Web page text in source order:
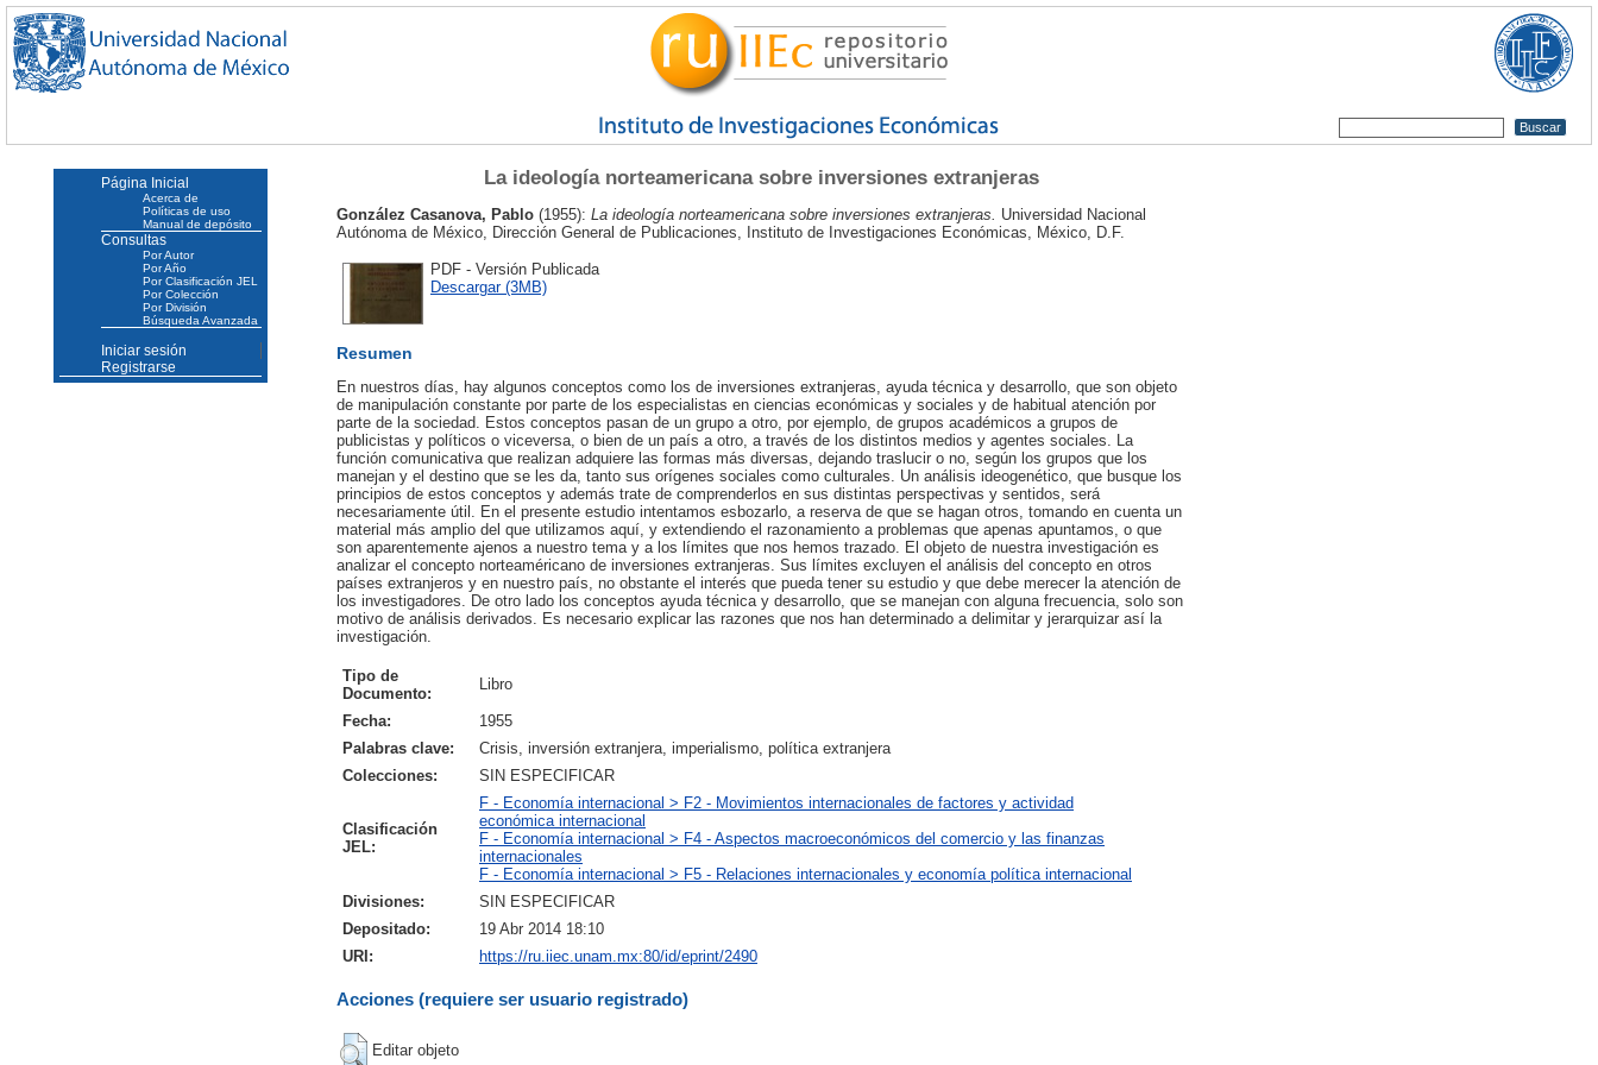
La ideología norteamericana sobre inversiones extranjeras
González Casanova, Pablo (1955): La ideología norteamericana sobre inversiones extranjeras.
Universidad Nacional
Autónoma de México, Dirección General de Publicaciones, Instituto de Investigaciones Económicas, México, D.F.
PDF - Versión Publicada
Descargar (3MB)
Resumen
En nuestros días, hay algunos conceptos como los de inversiones extranjeras, ayuda técnica y desarrollo, que son objeto
de manipulación constante por parte de los especialistas en ciencias económicas y sociales y de habitual atención por
parte de la sociedad. Estos conceptos pasan de un grupo a otro, por ejemplo, de grupos académicos a grupos de
publicistas y políticos o viceversa, o bien de un país a otro, a través de los distintos medios y agentes sociales. La
función comunicativa que realizan adquiere las formas más diversas, dejando traslucir o no, según los grupos que los
manejan y el destino que se les da, tanto sus orígenes sociales como culturales. Un análisis ideogenético, que busque los
principios de estos conceptos y además trate de comprenderlos en sus distintas perspectivas y sentidos, será
necesariamente útil. En el presente estudio intentamos esbozarlo, a reserva de que se hagan otros, tomando en cuenta un
material más amplio del que utilizamos aquí, y extendiendo el razonamiento a problemas que apenas apuntamos, o que
son aparentemente ajenos a nuestro tema y a los límites que nos hemos trazado. El objeto de nuestra investigación es
analizar el concepto norteaméricano de inversiones extranjeras. Sus límites excluyen el análisis del concepto en otros
países extranjeros y en nuestro país, no obstante el interés que pueda tener su estudio y que debe merecer la atención de
los investigadores. De otro lado los conceptos ayuda técnica y desarrollo, que se manejan con alguna frecuencia, solo son
motivo de análisis derivados. Es necesario explicar las razones que nos han determinado a delimitar y jerarquizar así la
investigación.
Tipo de
Documento:
Libro
Fecha:
1955
Palabras clave:
Crisis, inversión extranjera, imperialismo, política extranjera
Colecciones:
SIN ESPECIFICAR
Clasificación
JEL:
F - Economía internacional > F2 - Movimientos internacionales de factores y actividad
económica internacional
F - Economía internacional > F4 - Aspectos macroeconómicos del comercio y las finanzas
internacionales
F - Economía internacional > F5 - Relaciones internacionales y economía política internacional
Divisiones:
SIN ESPECIFICAR
Depositado:
19 Abr 2014 18:10
URI:
https://ru.iiec.unam.mx:80/id/eprint/2490
Acciones (requiere ser usuario registrado)
Editar objeto
Página Inicial
Acerca de
Políticas de uso
Manual de depósito
Consultas
Por Autor
Por Año
Por Clasificación JEL
Por Colección
Por División
Búsqueda Avanzada
Iniciar sesión
Registrarse